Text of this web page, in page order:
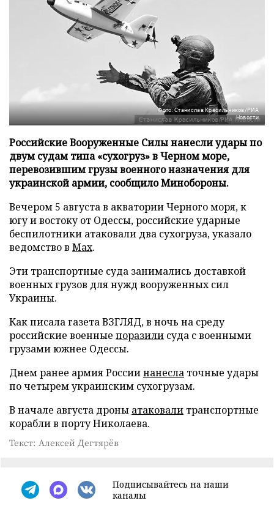
Фото: Станислав Красильников/РИА
Новости
Российские Вооруженные Силы нанесли удары по
двум судам типа «сухогруз» в Черном море,
перевозившим грузы военного назначения для
украинской армии, сообщило Минобороны.
Вечером 5 августа в акватории Черного моря, к
югу и востоку от Одессы, российские ударные
беспилотники атаковали два сухогруза, указало
ведомство в Max.
Эти транспортные суда занимались доставкой
военных грузов для нужд вооруженных сил
Украины.
Как писала газета ВЗГЛЯД, в ночь на среду
российские военные поразили суда с военными
грузами южнее Одессы.
Днем ранее армия Россиинанесла точные удары
по четырем украинским сухогрузам.
В начале августа дроны атаковали транспортные
корабли в порту Николаева.
Текст: Алексей Дегтярёв
Подписывайтесь на наши
каналы